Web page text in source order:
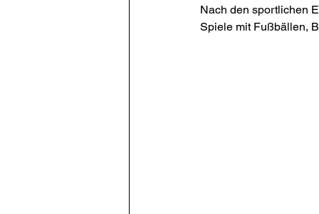
Nach den sportlichen
Spiele mit Fußbällen,